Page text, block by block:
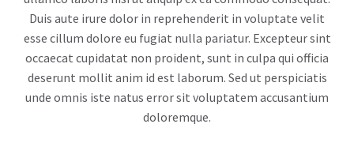
Duis aute irure dolor in reprehenderit in voluptate velit
esse cillum dolore eu fugiat nulla pariatur. Excepteur sint
occaecat cupidatat non proident, sunt in culpa qui officia
deserunt mollit anim id est laborum. Sed ut perspiciatis
unde omnis iste natus error sit voluptatem accusantium
doloremque.